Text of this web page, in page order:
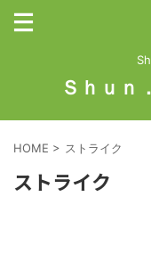
Ｓｈｕｎ
HOME > ストライク
ストライク